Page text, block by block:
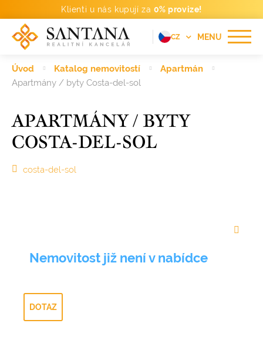
Klienti u nás kupují za 0% provize!
MENU
CZ
Úvod Katalog nemovitostí
Apartmán
Apartmány / byty Costa-del-sol
APARTMÁNY / BYTY
COSTA-DEL-SOL
costa-del-sol
Nemovitost již není v nabídce
DOTAZ